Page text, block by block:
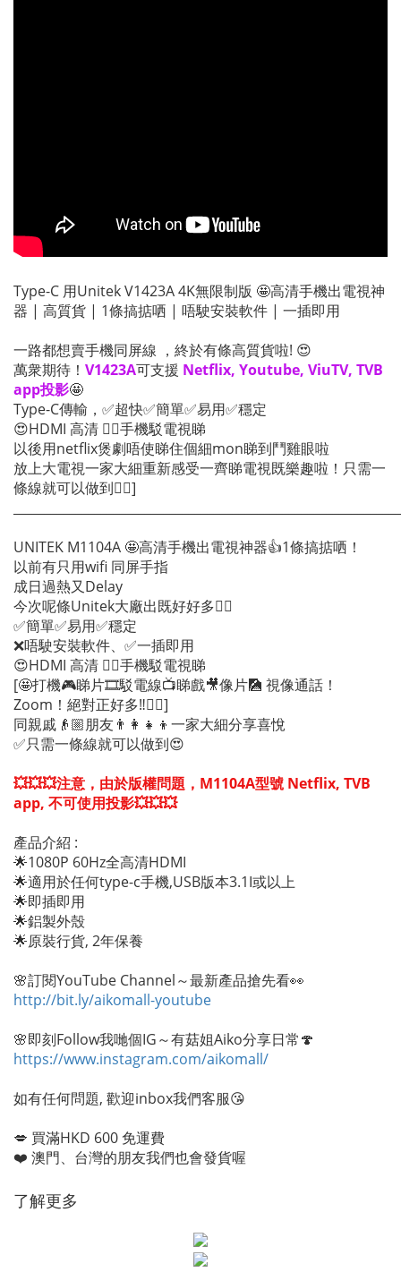
Type-C 用Unitek V1423A 4K無限制版 🤩高清手機出電視神
器 | 高質貨 | 1條搞掂哂 | 唔駛安裝軟件 | 一插即用
一路都想賣手機同屏線 ，終於有條高質貨啦! 😍
萬衆期待！ V1423A可支援 Netflix, Youtube, ViuTV, TVB
app投影🤩
Type-C傳輸，✅超快✅簡單✅易用✅穩定
😍HDMI 高清 👍🏻手機駁電視睇
以後用netflix煲劇唔使睇住個細mon睇到鬥雞眼啦
放上大電視一家大細重新感受一齊睇電視既樂趣啦！只需一
條線就可以做到👍🏻]
UNITEK M1104A 🤩高清手機出電視神器👍1條搞掂哂！
以前有只用wifi 同屏手指
成日過熱又Delay
今次呢條Unitek大廠出既好好多👍🏻
✅簡單✅易用✅穩定
❌唔駛安裝軟件、✅一插即用
😍HDMI 高清 👍🏻手機駁電視睇
[🤩打機🎮睇片🎞駁電線📺睇戲🎥像片🎑 視像通話！
Zoom！絕對正好多‼️👍🏻]
同親戚👴🏼朋友👨‍👩‍👧‍👦一家大細分享喜悅
✅只需一條線就可以做到😍
💥💥💥注意，由於版權問題， M1104A型號 Netflix, TVB
app, 不可使用投影💥💥💥
產品介紹 :
🌟1080P 60Hz全高清HDMI
🌟適用於任何type-c手機,USB版本3.1I或以上
🌟即插即用
🌟鋁製外殼
🌟原裝行貨, 2年保養
🌸訂閱YouTube Channel～最新產品搶先看👀
http://bit.ly/aikomall-youtube
🌸即刻Follow我哋個IG～有菇姐Aiko分享日常🍄
https://www.instagram.com/aikomall/
如有任何問題, 歡迎inbox我們客服😘
💋 買滿HKD 600 免運費
❤️ 澳門、台灣的朋友我們也會發貨喔
了解更多